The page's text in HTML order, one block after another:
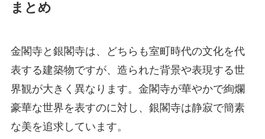
まとめ
金閣寺と銀閣寺は、どちらも室町時代の文化を代
表する建築物ですが、造られた背景や表現する世
界観が大きく異なります。金閣寺が華やかで絢爛
豪華な世界を表すのに対し、銀閣寺は静寂で簡素
な美を追求しています。